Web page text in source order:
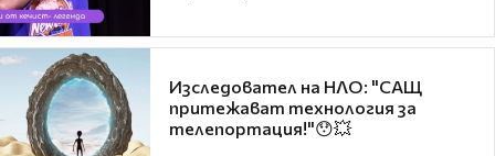
Изследовател на НЛО: "САЩ
притежават технология за
телепортация!"😯💥